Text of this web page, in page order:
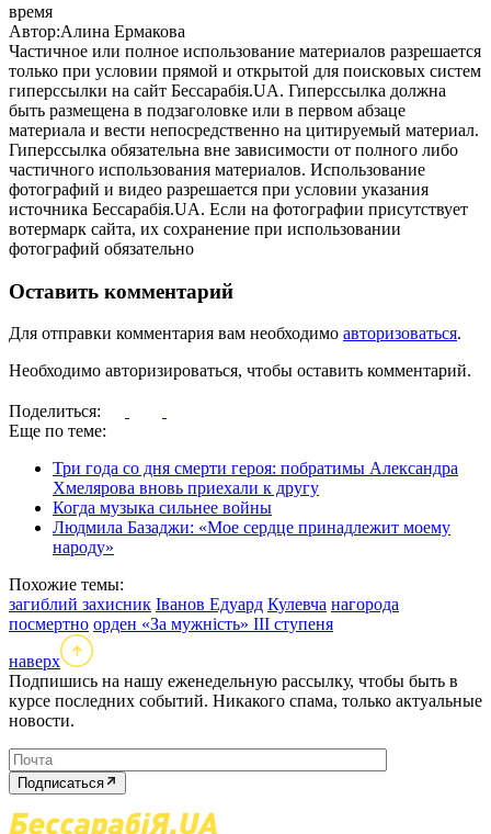
время
Автор:Алина Ермакова
Частичное или полное использование материалов разрешается
только при условии прямой и открытой для поисковых систем
гиперссылки на сайт Бессарабія.UA. Гиперссылка должна
быть размещена в подзаголовке или в первом абзаце
материала и вести непосредственно на цитируемый материал.
Гиперссылка обязательна вне зависимости от полного либо
частичного использования материалов. Использование
фотографий и видео разрешается при условии указания
источника Бессарабія.UA. Если на фотографии присутствует
вотермарк сайта, их сохранение при использовании
фотографий обязательно
Оставить комментарий
Для отправки комментария вам необходимо авторизоваться.
Необходимо авторизироваться, чтобы оставить комментарий.
Поделиться:
Еще по теме:
Три года со дня смерти героя: побратимы Александра
Хмелярова вновь приехали к другу
Когда музыка сильнее войны
Людмила Базаджи: «Мое сердце принадлежит моему
народу»
Похожие темы:
загиблий захисник Іванов Едуард Кулевча нагорода
посмертно орден «За мужність» ІІІ ступеня
наверх
Подпишись на нашу еженедельную рассылку, чтобы быть в
курсе последних событий. Никакого спама, только актуальные
новости.
Подписаться